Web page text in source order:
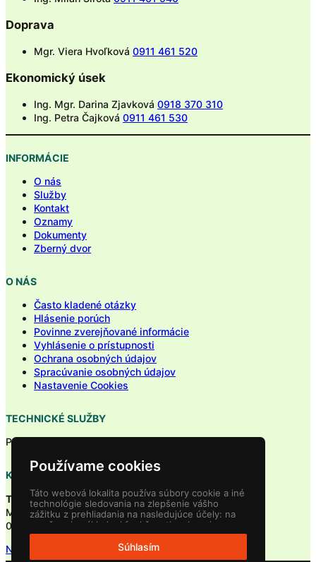
Používame cookies
Táto webová lokalita používa súbory cookie a iné
technológie sledovania na zlepšenie vášho
zážitku z prehliadania na nasledujúce účely: na
umožnenie základnej funkčnosti webovej
stránky,pre lepší zážitok na webe,na meranie
vášho záujmu o naše produkty a služby a na
prispôsobenie marketingových interakcií
Súhlasím
Doprava
Mgr. Viera Hvoľková 0911 461 520
Ekonomický úsek
Ing. Mgr. Darina Zjavková 0918 370 310
Ing. Petra Čajková 0911 461 530
INFORMÁCIE
O nás
Služby
Kontakt
Oznamy
Dokumenty
Zberný dvor
O NÁS
Často kladené otázky
Hlásenie porúch
Povinne zverejňované informácie
Vyhlásenie o prístupnosti
Ochrana osobných údajov
Spracúvanie osobných údajov
Nastavenie Cookies
TECHNICKÉ SLUŽBY
Pondelok – piatok: 6.00 – 14.00
KDE NÁS NÁJDETE?
Technické služby Námestovo
Miestneho priemyslu 560
029 01 Námestovo
Navigovať